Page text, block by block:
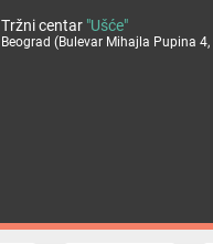
Tržni centar "Ušće"
Beograd (Bulevar Mihajla Pupina 4,